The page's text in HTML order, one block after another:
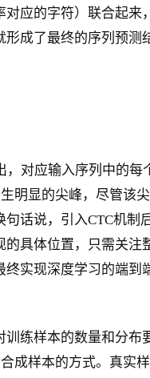
对应的字符）联合起来
形成了最终的序列预测
对应输入序列中的每
明显的尖峰，尽管该
句话说，引入CTC机制
的具体位置，只需关注
终实现深度学习的端到
训练样本的数量和分布
成样本的方式。真实